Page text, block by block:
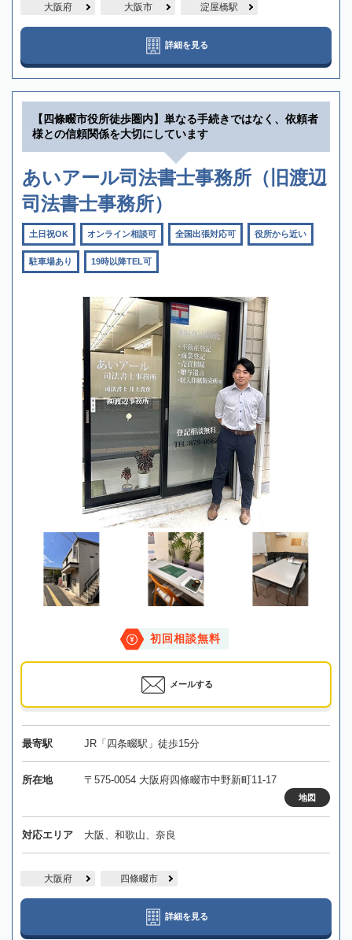
大阪府 大阪市 淀屋橋駅
詳細を見る
【四條畷市役所徒歩圏内】単なる手続きではなく、依頼者
様との信頼関係を大切にしています
あいアール司法書士事務所（旧渡辺
司法書士事務所）
土日祝OK オンライン相談可 全国出張対応可 役所から近い
駐車場あり 19時以降TEL可
初回相談無料
メールする
最寄駅 JR「四条畷駅」徒歩15分
所在地 〒575-0054 大阪府四條畷市中野新町11-17
地図
対応エリア 大阪、和歌山、奈良
大阪府 四條畷市
詳細を見る